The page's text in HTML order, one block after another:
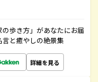
歩き方」があなたにお届
と癒やしの絶景集
詳細を見る